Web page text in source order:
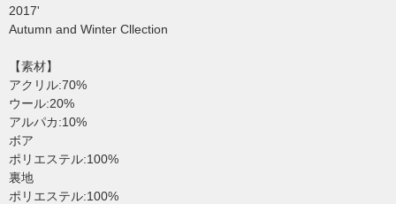
2017'
Autumn and Winter Cllection
【素材】
アクリル:70%
ウール:20%
アルパカ:10%
ボア
ポリエステル:100%
裏地
ポリエステル:100%